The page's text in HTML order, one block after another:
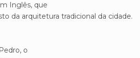
Inglês, que
da arquitetura tradicional da cidade.
o